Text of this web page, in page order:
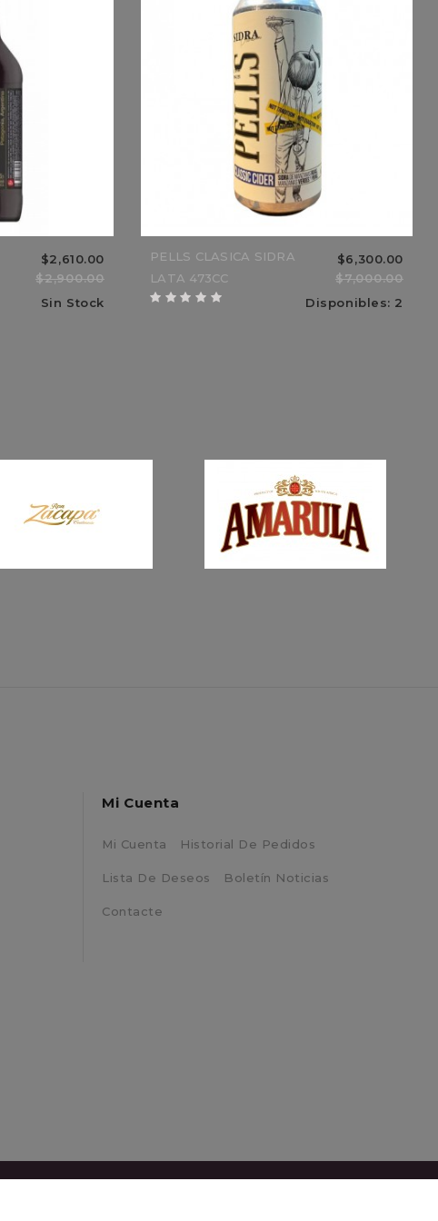
$13,000.00
$2,610.00
$2,900.00
Sin Stock
PELLS CLASICA SIDRA
LATA 473CC
$6,300.00
$7,000.00
Disponibles: 2
Mi Cuenta
Mi Cuenta Historial De Pedidos
Lista De Deseos Boletín Noticias
Contacte